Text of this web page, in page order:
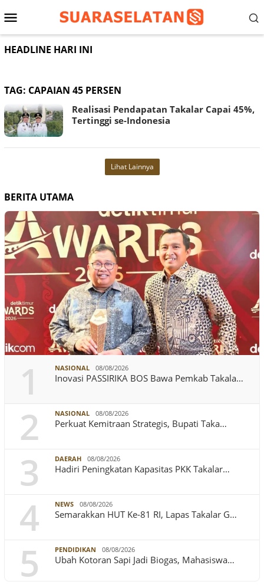
ke
Menu
Mobile
HEADLINE HARI INI
TAG: CAPAIAN 45 PERSEN
Realisasi Pendapatan Takalar Capai 45%,
Tertinggi se-Indonesia
Lihat Lainnya
BERITA UTAMA
1 NASIONAL 08/08/2026
Inovasi PASSIRIKA BOS Bawa Pemkab Takala…
2 NASIONAL 08/08/2026
Perkuat Kemitraan Strategis, Bupati Taka…
3 DAERAH 08/08/2026
Hadiri Peningkatan Kapasitas PKK Takalar…
4 NEWS 08/08/2026
Semarakkan HUT Ke-81 RI, Lapas Takalar G…
5 PENDIDIKAN 08/08/2026
Ubah Kotoran Sapi Jadi Biogas, Mahasiswa…